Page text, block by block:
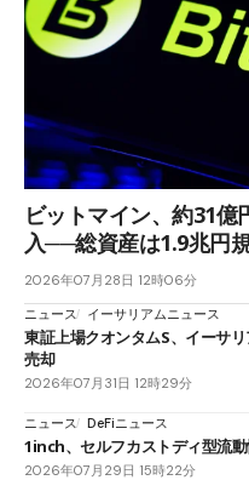
ビットマイン、約31
入──総資産は1.9兆円
2026年07月28日 12時06分
ニュース
イーサリアムニュース
東証上場クオンタムS、イーサ
売却
2026年07月31日 12時29分
ニュース DeFiニュース
1inch、セルフカストディ型流
2026年07月29日 15時22分